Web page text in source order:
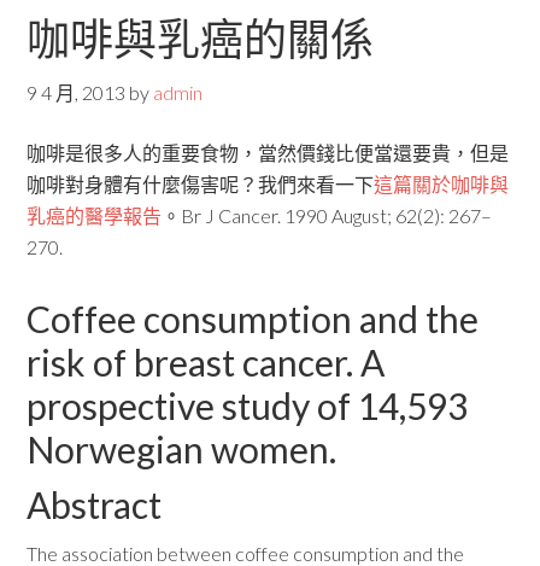
咖啡與乳癌的關係
9 4 月, 2013 by admin
咖啡是很多人的重要食物，當然價錢比便當還要貴，但是
咖啡對身體有什麼傷害呢？我們來看一下這篇關於咖啡與
乳癌的醫學報告 。Br J Cancer. 1990 August; 62(2): 267–
270.
Coffee consumption and the
risk of breast cancer. A
prospective study of 14,593
Norwegian women.
Abstract
The association between coffee consumption and the